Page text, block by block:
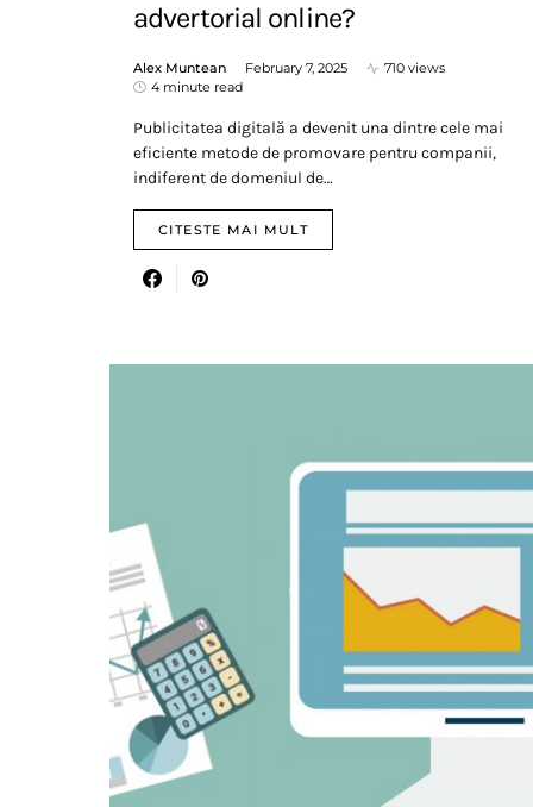
advertorial online?
Alex Muntean February 7, 2025
710 views
4 minute read
Publicitatea digitală a devenit una dintre cele mai
eficiente metode de promovare pentru companii,
indiferent de domeniul de…
CITESTE MAI MULT